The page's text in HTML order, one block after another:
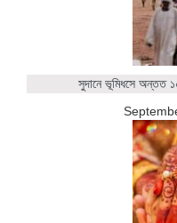
সুদানে ভূমিধসে অন্তত